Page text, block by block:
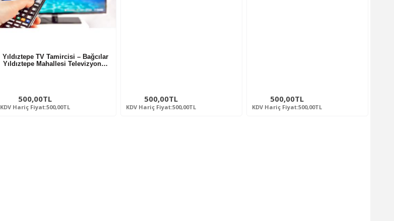
Yıldıztepe TV Tamircisi – Bağcılar
Yıldıztepe Mahallesi Televizyon…
500,00TL
KDV Hariç Fiyat:500,00TL
500,00TL
KDV Hariç Fiyat:500,00TL
500,00TL
KDV Hariç Fiyat:500,00TL